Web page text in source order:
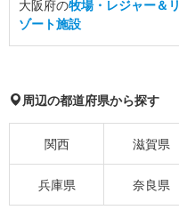
大阪府の牧場・レジャー＆リ
ゾート施設
周辺の都道府県から探す
関西 滋賀県
兵庫県 奈良県